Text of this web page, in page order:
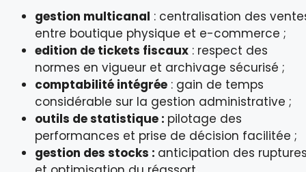
gestion multicanal : centralisation des
entre boutique physique et e-commerce ;
edition de tickets fiscaux : respect des
normes en vigueur et archivage sécurisé ;
comptabilité intégrée : gain de temps
considérable sur la gestion administrative ;
outils de statistique : pilotage des
performances et prise de décision facilitée ;
gestion des stocks : anticipation des